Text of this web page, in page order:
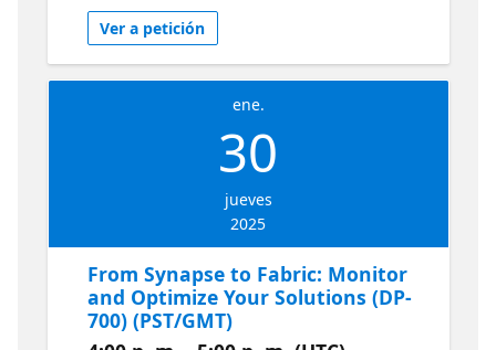
session helps you navigate the tools and
workflows in Fabric to confidently apply your
existing skills.
Ver a petición
ene.
30
jueves
2025
From Synapse to Fabric: Monitor
and Optimize Your Solutions (DP-
700) (PST/GMT)